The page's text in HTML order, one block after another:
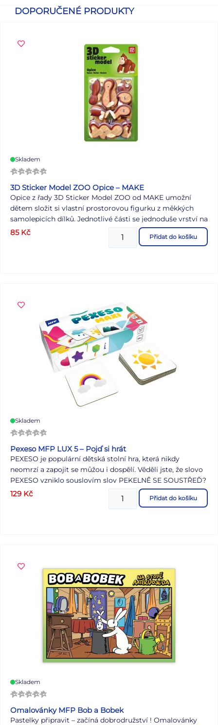
DOPORUČENÉ PRODUKTY
Skladem
3D Sticker Model ZOO Opice – MAKE
Opice z řady 3D Sticker Model ZOO od MAKE umožní
dětem složit si vlastní prostorovou figurku z měkkých
samolepicích dílků. Jednotlivé části se jednoduše vrství na
sebe, takže vznikne roztomilá postavička bez potřeby
nůžek i lepidla. Pěnové dílky jsou příjemné do ruky, dobře
85 Kč Přidat do košíku
Skladem
Pexeso MFP LUX 5 – Pojď si hrát
PEXESO je populární dětská stolní hra, která nikdy
neomrzí a zapojit se můžou i dospělí. Věděli jste, že slovo
PEXESO vzniklo souslovím slov PEKELNĚ SE SOUSTŘEĎ?
Výborná učební pomůcka pro děti a rodiče. Naučte své
děti poznávat různé předměty ze všedního života a
dva hráči. Všechny kartičky zamíchají a rozloží obrázkem
dolů. Nesmí se při tom dívat na obrázek. Hráči si určí
pořadí hry. Hráč otočí dvě libovolné kartičky tak, aby si i
ostatní spoluhráči mohli obrázky a jejich umístění
zapamatovat. Pokud nemají kartičky stejné obrázky, otočí
je a vrátí na původní místo. Pokračuje další hráč, který je
na řadě. Jestliže objeví stejné obrázky, získává bod a obě
kartičky vyřadí ze hry. Pokračuje do té chvíle, kdy otočí
dva různé obrázky. Vyhrává hráč, který získá více bodů.
VAROVÁNÍ: Nevhodné pro děti do 3 let. Nebezpečí
ks.
129 Kč Přidat do košíku
Skladem
Omalovánky MFP Bob a Bobek
Pastelky připravit – začíná dobrodružství ! Omalovánky